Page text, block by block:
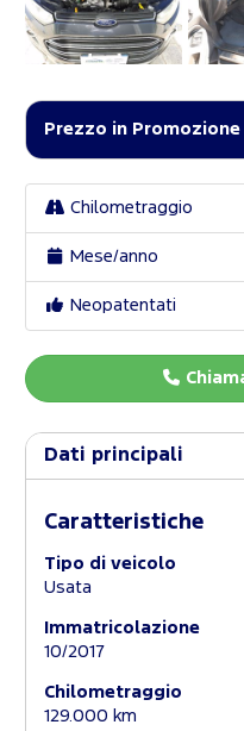
Prezzo in Promozione
Chilometraggio
Mese/anno
Neopatentati
Dati principali
Caratteristiche
Tipo di veicolo
Usata
Immatricolazione
10/2017
Chilometraggio
129.000 km